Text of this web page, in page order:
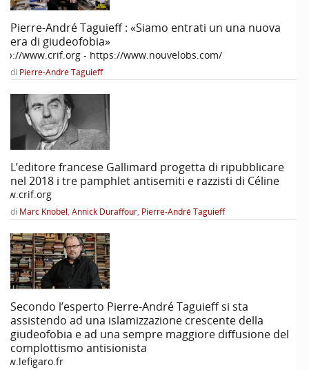
Pierre-André Taguieff : «Siamo entrati un una nuova
era di giudeofobia»
www.crif.org - https://www.nouvelobs.com/
di Pierre-André Taguieff
L’editore francese Gallimard progetta di ripubblicare
nel 2018 i tre pamphlet antisemiti e razzisti di Céline
di Marc Knobel, Annick Duraffour, Pierre-André Taguieff
Secondo l’esperto Pierre-André Taguieff si sta
assistendo ad una islamizzazione crescente della
giudeofobia e ad una sempre maggiore diffusione del
complottismo antisionista